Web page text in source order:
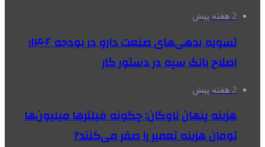
2 هفته پیش
تسویه بدهی‌های صنعت دارو در بودجه ۱۴۰۶؛
اصلاح بانک سپه در دستور کار
2 هفته پیش
هزینه پنهان ناوگان: چگونه فیلترها میلیون‌ها
تومان هزینه تعمیر را صفر می‌کنند?